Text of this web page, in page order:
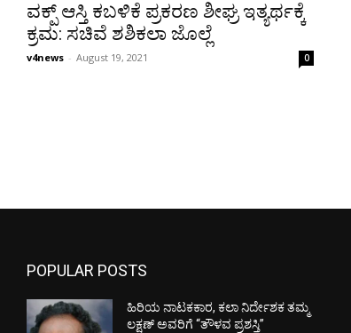
ವಕ್ಪ್ ಆಸ್ತಿ ಕಬಳಿಕೆ ಪ್ರಕರಣ ಶೀಘ್ರ ಇತ್ಯರ್ಥಕ್ಕೆ
ಕ್ರಮ: ಸಚಿವೆ ಶಶಿಕಲಾ ಜೊಲ್ಲೆ
v4news - August 19, 2021 0
POPULAR POSTS
ಹಿರಿಯ ನಾಟಕಕಾರ, ಕಲಾ ನಿರ್ದೇಶಕ ತಮ್ಮ
ಲಕ್ಷಣ್ ಅವರಿಗೆ “ತೌಳವ ಪ್ರಶಸ್ತಿ”